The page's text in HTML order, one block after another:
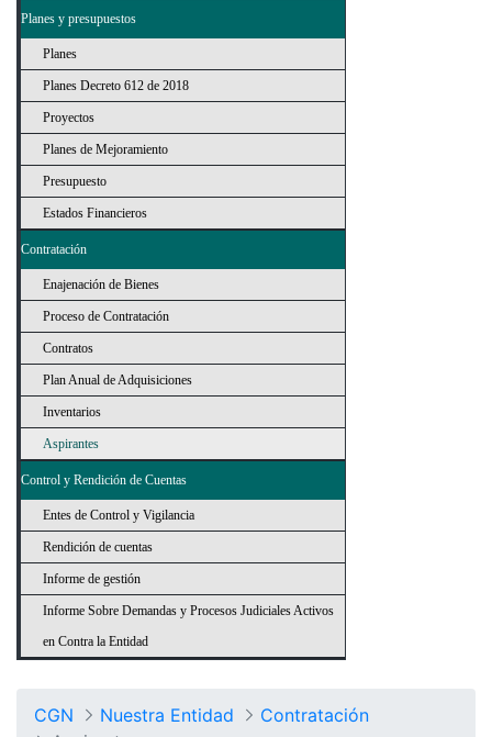
Planes y presupuestos
Planes
Planes Decreto 612 de 2018
Proyectos
Planes de Mejoramiento
Presupuesto
Estados Financieros
Contratación
Enajenación de Bienes
Proceso de Contratación
Contratos
Plan Anual de Adquisiciones
Inventarios
Aspirantes
Control y Rendición de Cuentas
Entes de Control y Vigilancia
Rendición de cuentas
Informe de gestión
Informe Sobre Demandas y Procesos Judiciales Activos
en Contra la Entidad
CGN Nuestra Entidad
Contratación